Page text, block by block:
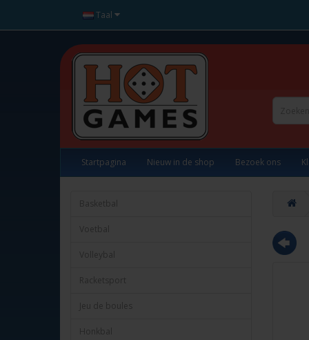
Taal
Startpagina Nieuw in de shop Bezoek ons
Basketbal
Voetbal
Volleybal
Racketsport
Jeu de boules
Honkbal